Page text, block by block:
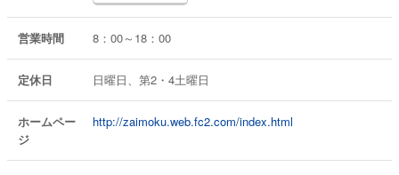
営業時間 8：00～18：00
定休日 日曜日、第2・4土曜日
ホームペー
ジ
http://zaimoku.web.fc2.com/index.html